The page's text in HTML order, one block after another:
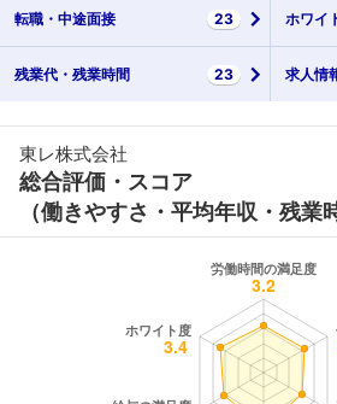
転職・ 中途面接 23 ホワイ
残業代・ 残業時間 23 求人情
東レ株式会社
総合評価・スコア
（働きやすさ・平均年収・残業